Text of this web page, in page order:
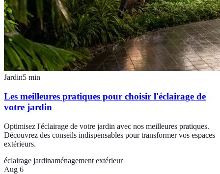
Jardin5 min
Les meilleures pratiques pour choisir l'éclairage de
votre jardin
Optimisez l'éclairage de votre jardin avec nos meilleures pratiques.
Découvrez des conseils indispensables pour transformer vos espaces
extérieurs.
éclairage jardinaménagement extérieur
Aug 6